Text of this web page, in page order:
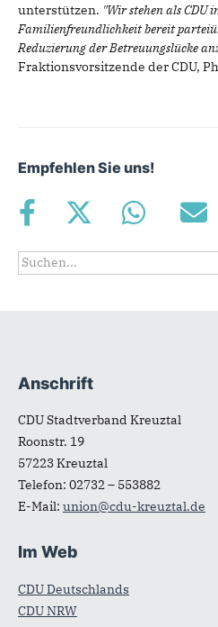
unterstützen. "Wir stehen als CDU
Familienfreundlichkeit bereit
Reduzierung der Betreuungslücke
Fraktionsvorsitzende der CDU,
Empfehlen Sie uns!
Suchformular
Suche
Fußbereich
Anschrift
CDU Stadtverband Kreuztal
Roonstr. 19
57223Kreuztal
Telefon: 02732 – 553882
E-Mail: union@cdu-kreuztal.de
Im Web
CDU Deutschlands
CDU NRW